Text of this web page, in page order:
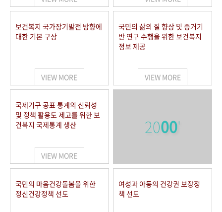
보건복지 국가장기발전 방향에
대한 기본 구상
VIEW MORE
국민의 삶의 질 향상 및 증거기
반 연구 수행을 위한 보건복지
정보 제공
VIEW MORE
국제기구 공표 통계의 신뢰성
및 정책 활용도 제고를 위한 보
건복지 국제통계 생산
VIEW MORE
2000'
국민의 마음건강돌봄을 위한
정신건강정책 선도
여성과 아동의 건강권 보장정
책 선도